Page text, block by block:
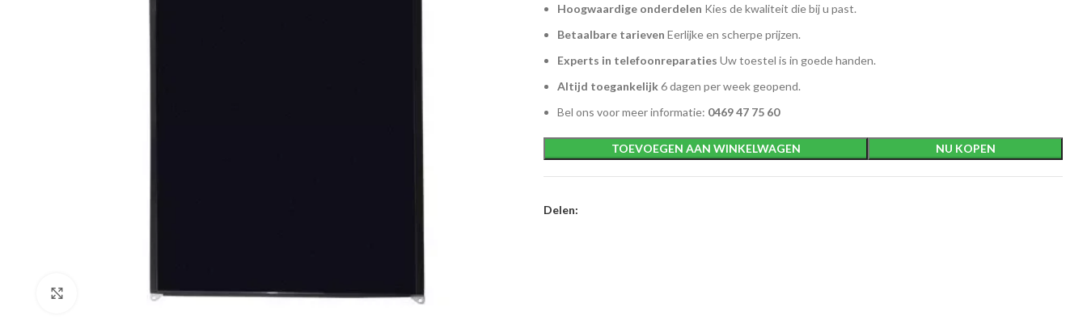
Klik om te vergroten
Hoogwaardige onderdelen Kies de kwaliteit die bij u past.
Betaalbare tarieven Eerlijke en scherpe prijzen.
Experts in telefoonreparaties Uw toestel is in goede handen.
Altijd toegankelijk6 dagen per week geopend.
Bel ons voor meer informatie: 0469 47 75 60
TOEVOEGEN AAN WINKELWAGEN NU KOPEN
Delen: